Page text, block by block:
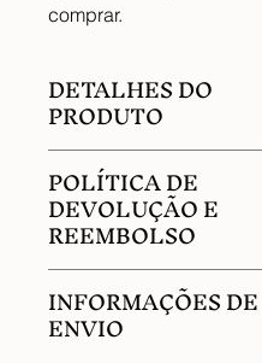
comprar.
DETALHES DO
PRODUTO
mais detalhes sobre seu
como tamanho, material,
especiais e instruções de
escrever o que torna seu
especial e como seus
podem se beneficiar deste
POLÍTICA DE
DEVOLUÇÃO E
REEMBOLSO
clientes sobre o que fazer
estejam insatisfeitos com a
INFORMAÇÕES DE
ENVIO